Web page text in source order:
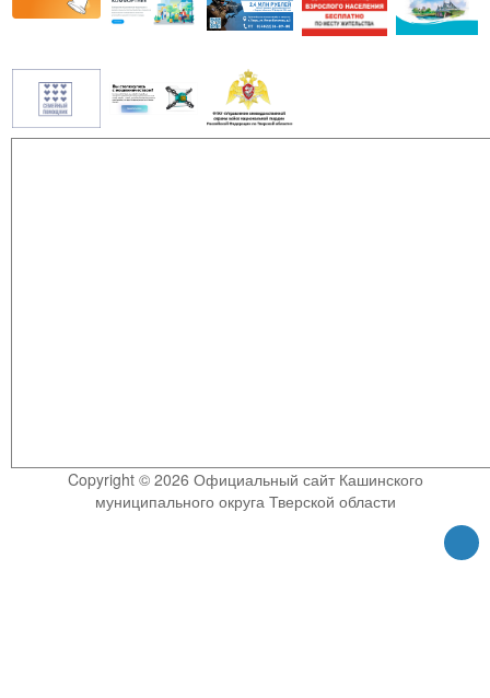
Copyright © 2026 Официальный сайт Кашинского
муниципального округа Тверской области